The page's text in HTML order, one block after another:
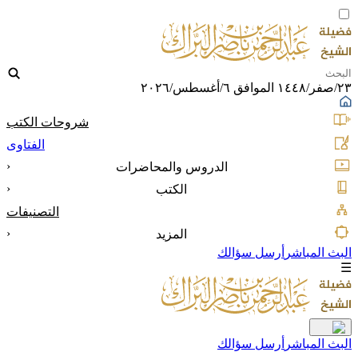
٢٣/صفر/١٤٤٨ الموافق ٦/أغسطس/٢٠٢٦
شروحات الكتب
الفتاوى
الدروس والمحاضرات
‹
الكتب
‹
التصنيفات
المزيد
‹
البث المباشر أرسل سؤالك
☰
البث المباشر أرسل سؤالك